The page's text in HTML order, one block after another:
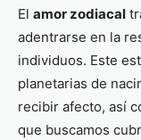
El amor zodiacal
adentrarse en la
individuos. Este
planetarias de
recibir afecto, así
que buscamos